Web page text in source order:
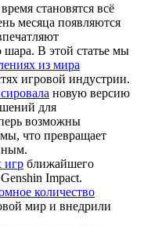
становятся всё
месяца появляются
шара. В этой статье мы
из мира
игровой индустрии.
новую версию
для
возможны
что превращает
игр ближайшего
Impact.
количество
мир и внедрили